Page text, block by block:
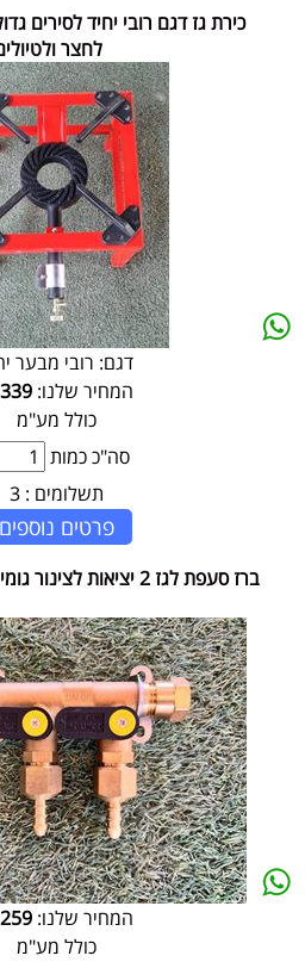
כירת גז דגם רובי יחיד לסירים
לחצר
דגם: רובי מבער
המחיר שלנו:339
כולל מע"מ
סה"כ כמות
תשלומים : 3
פרטים נוספים
ברז סעפת לגז 2 יציאות לצינור גומי - מפצל ל-2 נקודות גז
המחיר שלנו:259
כולל מע"מ